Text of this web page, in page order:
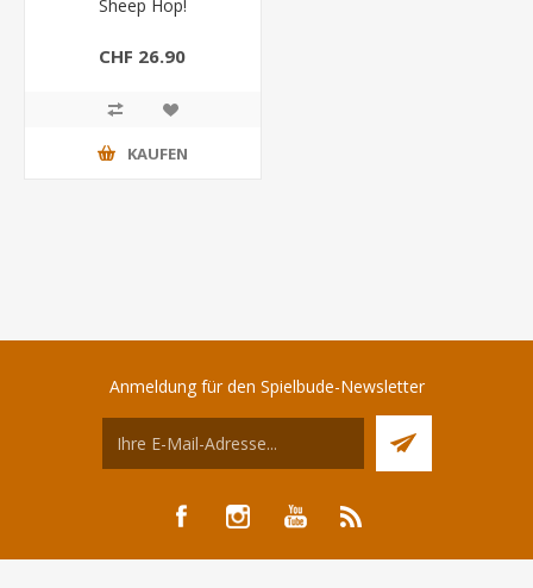
Sheep Hop!
CHF 26.90
KAUFEN
Anmeldung für den Spielbude-Newsletter